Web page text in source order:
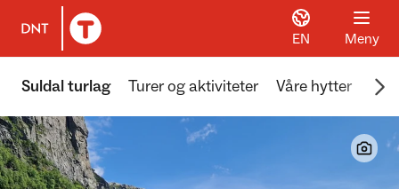
Til DNT.no forside
EN Meny
Suldal turlag Turer og aktiviteter Våre hytter